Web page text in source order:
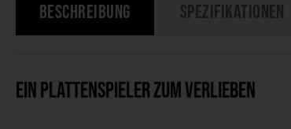
Beschreibung Spezifikationen
Ein Plattenspieler zum Verlieben